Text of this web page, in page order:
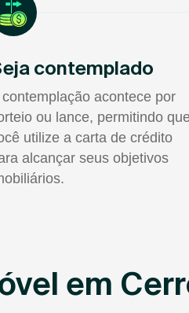
contemplado
contemplação acontece por
ou lance, permitindo
utilize a carta de crédito
alcançar seus objetivos
em